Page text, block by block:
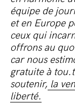
équipe de
et en Europe
ceux qui
offrons au
car nous
gratuite à
soutenir, la
liberté.